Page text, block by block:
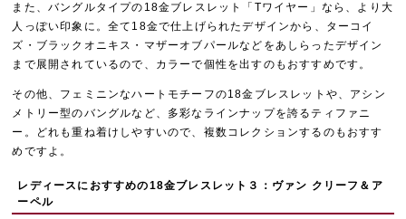
また、バングルタイプの18金ブレスレット「Tワイヤー」なら、より大
人っぽい印象に。全て18金で仕上げられたデザインから、ターコイ
ズ・ブラックオニキス・マザーオブパールなどをあしらったデザイン
まで展開されているので、カラーで個性を出すのもおすすめです。
その他、フェミニンなハートモチーフの18金ブレスレットや、アシン
メトリー型のバングルなど、多彩なラインナップを誇るティファニ
ー。どれも重ね着けしやすいので、複数コレクションするのもおすす
めですよ。
レディースにおすすめの18金ブレスレット３：ヴァン クリーフ＆ア
ーペル